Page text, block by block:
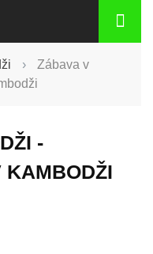
›
Zábava v
-
KAMBODŽI